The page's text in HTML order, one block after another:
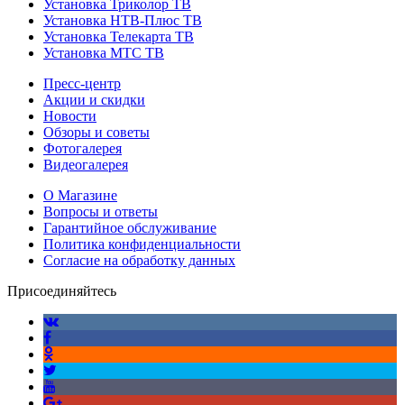
Установка Триколор ТВ
Установка НТВ-Плюс ТВ
Установка Телекарта ТВ
Установка МТС ТВ
Пресс-центр
Акции и скидки
Новости
Обзоры и советы
Фотогалерея
Видеогалерея
О Магазине
Вопросы и ответы
Гарантийное обслуживание
Политика конфиденциальности
Согласие на обработку данных
Присоединяйтесь